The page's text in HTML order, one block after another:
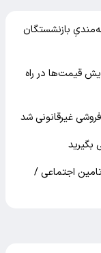
بازنشستگان
قیمت‌ها در راه
غیرقانونی شد
اجتماعی /